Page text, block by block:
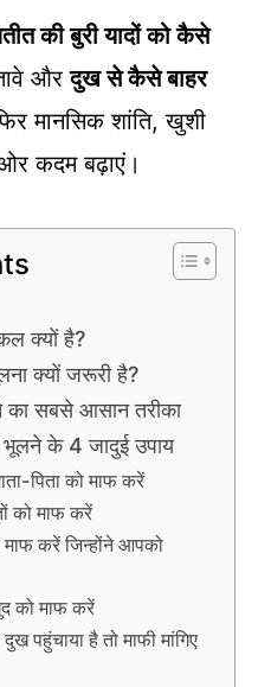
की बुरी यादों को कैसे
औरदुख से कैसे बाहर
मानसिक शांति, खुशी
कदम बढ़ाएं।
क्यों है?
क्यों जरूरी है?
का सबसे आसान तरीका
भूलने के 4 जादुई उपाय
पिता को माफ करें
को माफ करें
करें जिन्होंने आपको
को माफ करें
पहुंचाया है तो माफी मांगिए